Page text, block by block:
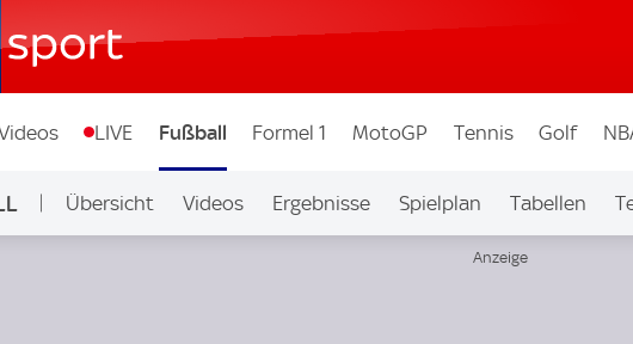
LIVE Fußball Formel 1 MotoGP Tennis Golf
Übersicht Videos Ergebnisse Spielplan Tabellen